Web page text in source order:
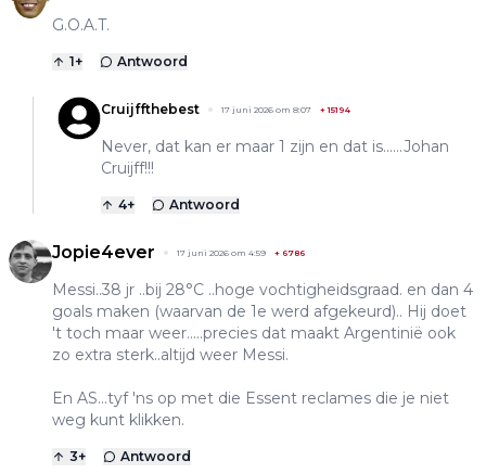
G.O.A.T.
1+ Antwoord
Cruijffthebest 17 juni 2026 om 8:07 +15194
Never, dat kan er maar 1 zijn en dat is......Johan
Cruijff!!!
4+ Antwoord
Jopie4ever 17 juni 2026 om 4:59 + 6786
Messi..38 jr ..bij 28°C ..hoge vochtigheidsgraad. en dan 4
goals maken (waarvan de 1e werd afgekeurd).. Hij doet
't toch maar weer.....precies dat maakt Argentinië ook
zo extra sterk..altijd weer Messi.
En AS...tyf 'ns op met die Essent reclames die je niet
weg kunt klikken.
3+ Antwoord